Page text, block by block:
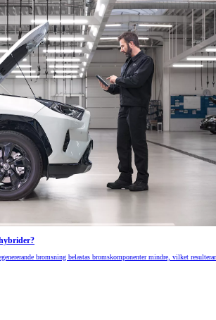
bromsning belastas bromskomponenter mindre, vilket resulterar